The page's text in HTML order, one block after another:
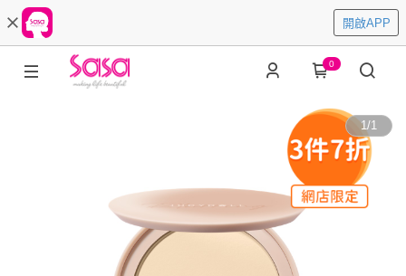
開啟APP
0
1/1